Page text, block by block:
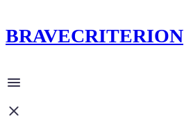
BRAVECRITERION